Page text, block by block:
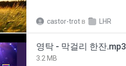
castor-trot в LHR
영탁 - 막걸리 한잔.mp3
3.2 MB